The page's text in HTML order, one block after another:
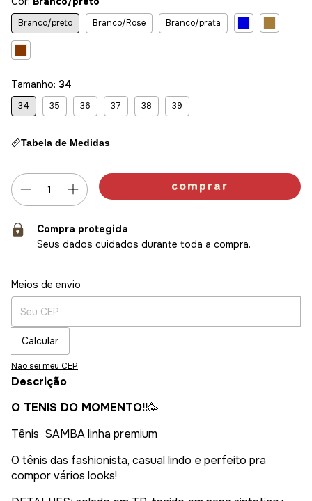
Branco/preto Branco/Rose Branco/prata
Tamanho: 34
34 35 36 37 38 39
Tabela de Medidas
Compra protegida
Seus dados cuidados durante toda a compra.
Entregas para o CEP:
Meios de envio
Calcular
Não sei meu CEP
Descrição
O TENIS DO MOMENTO!!🥳
Tênis SAMBA linha premium
O tênis das fashionista, casual lindo e perfeito pra
compor vários looks!